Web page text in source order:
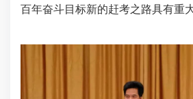
百年奋斗目标新的赶考之路具有重